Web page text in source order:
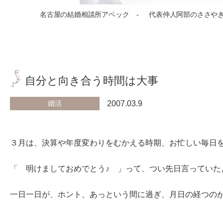
名古屋の結婚相談所アベック 代表仲人阿部のささや
自分と向き合う時間は大事
婚活 2007.03.9
３月は、決算や年度変わりをむかえる時期、お忙しい毎日
「 明けましておめでとう♪ 」って、つい先日言っていた
一日一日が、ホント、あっという間に過ぎ、月日の経つの